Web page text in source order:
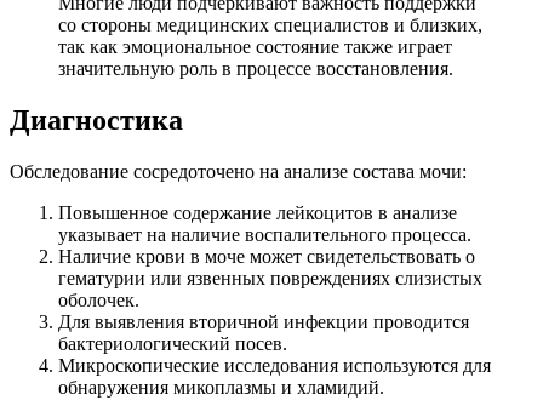
со стороны медицинских специалистов и близких,
так как эмоциональное состояние также играет
значительную роль в процессе восстановления.
Диагностика
Обследование сосредоточено на анализе состава мочи:
Повышенное содержание лейкоцитов в анализе
указывает на наличие воспалительного процесса.
Наличие крови в моче может свидетельствовать о
гематурии или язвенных повреждениях слизистых
оболочек.
Для выявления вторичной инфекции проводится
бактериологический посев.
Микроскопические исследования используются для
обнаружения микоплазмы и хламидий.